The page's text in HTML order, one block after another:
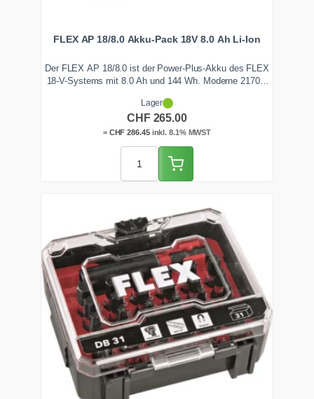
FLEX AP 18/8.0 Akku-Pack 18V 8.0 Ah Li-Ion
Der FLEX AP 18/8.0 ist der Power-Plus-Akku des FLEX
18-V-Systems mit 8.0 Ah und 144 Wh. Moderne 21700-
Spannungseinbruch, das EMS schützt vor Überhitzung
und Tiefenentladung. Ideal für schwere Winkelschleifer,
Sägen und Polierer. Ab Lager Zentralschweiz lieferbar.
Lager
CHF265.00
= CHF 286.45inkl. 8.1% MWST